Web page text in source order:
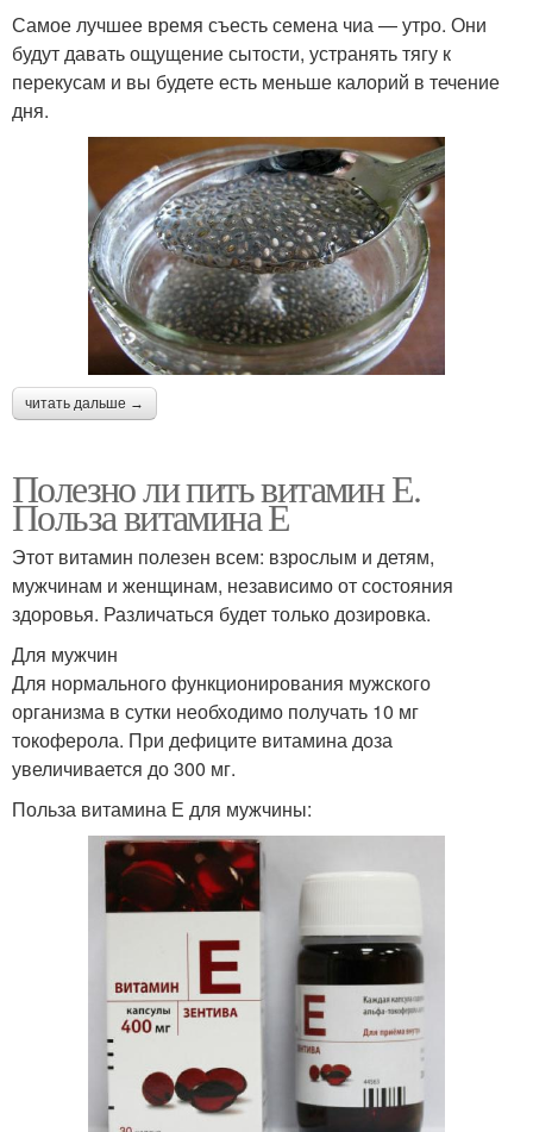
Самое лучшее время съесть семена чиа — утро. Они
будут давать ощущение сытости, устранять тягу к
перекусам и вы будете есть меньше калорий в течение
дня.
читать дальше →
Полезно ли пить витамин Е.
Польза витамина Е
Этот витамин полезен всем: взрослым и детям,
мужчинам и женщинам, независимо от состояния
здоровья. Различаться будет только дозировка.
Для мужчин
Для нормального функционирования мужского
организма в сутки необходимо получать 10 мг
токоферола. При дефиците витамина доза
увеличивается до 300 мг.
Польза витамина Е для мужчины: